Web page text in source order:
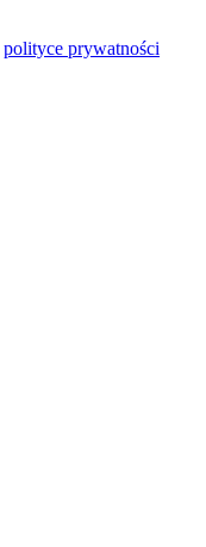
polityce prywatności